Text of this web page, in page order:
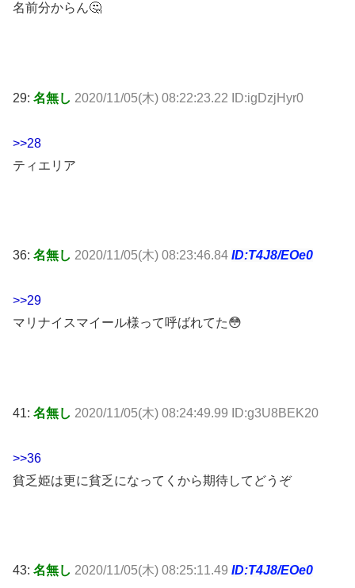
名前分からん🤔
29: 名無し 2020/11/05(木) 08:22:23.22 ID:igDzjHyr0
>>28
ティエリア
36: 名無し 2020/11/05(木) 08:23:46.84 ID:T4J8/EOe0
>>29
マリナイスマイール様って呼ばれてた😳
41: 名無し 2020/11/05(木) 08:24:49.99 ID:g3U8BEK20
>>36
貧乏姫は更に貧乏になってくから期待してどうぞ
43: 名無し 2020/11/05(木) 08:25:11.49 ID:T4J8/EOe0